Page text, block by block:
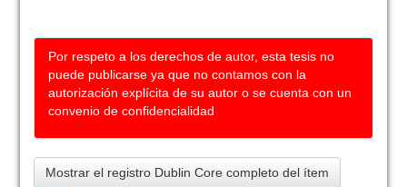
Por respeto a los derechos de autor, esta tesis no
puede publicarse ya que no contamos con la
autorización explícita de su autor o se cuenta con un
convenio de confidencialidad
Mostrar el registro Dublin Core completo del ítem